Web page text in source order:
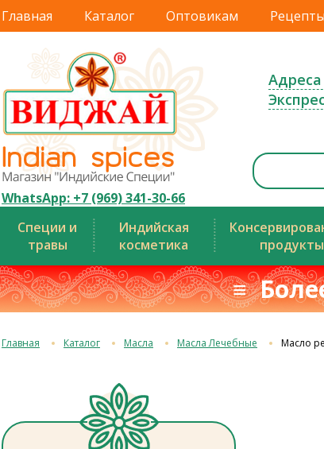
Главная Каталог Оптовикам Рецепты
WhatsApp: +7 (969) 341-30-66
Специи и
травы
Индийская
косметика
продукты
≡
Главная Каталог Масла Масла Лечебные Масло